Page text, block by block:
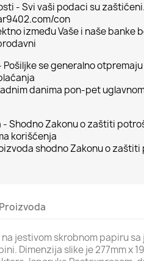
- Svi vaši podaci su
con
između Vaše i naše banke
se generalno
danima pon-pet
- Shodno Zakonu o zaštiti
korišćenja
shodno Zakonu o zaštiti
na jestivom skrobnom papiru
Dimenzija slike je 277mm x